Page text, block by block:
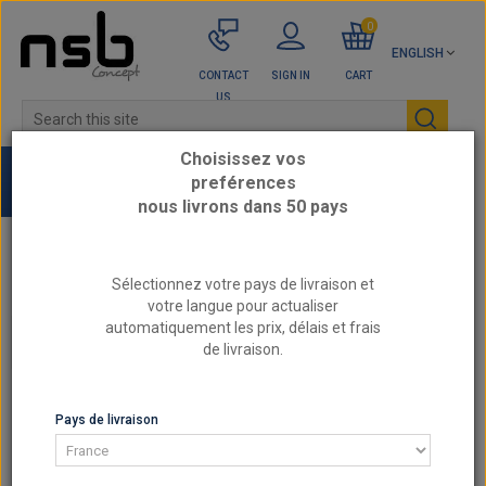
ENGLISH
CONTACT
US
SIGN IN CART
0
KTM - REINFORCED ENGINE PARTS
Choisissez vos
preférences
nous livrons dans 50 pays
Sélectionnez votre pays de livraison et
votre langue pour actualiser
automatiquement les prix, délais et frais
de livraison.
Pays de livraison